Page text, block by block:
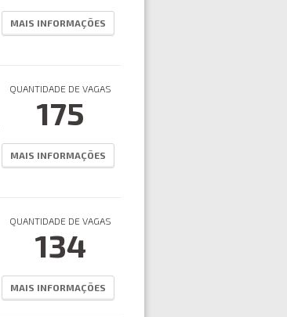
MAIS INFORMAÇÕES
QUANTIDADE DE VAGAS
175
MAIS INFORMAÇÕES
QUANTIDADE DE VAGAS
134
MAIS INFORMAÇÕES